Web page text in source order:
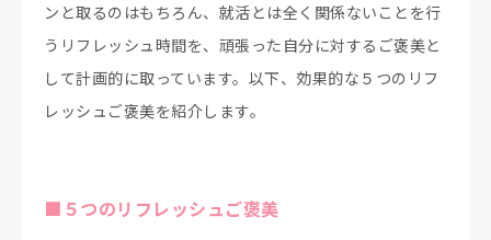
ンと取るのはもちろん、就活とは全く関係ないことを行
うリフレッシュ時間を、頑張った自分に対するご褒美と
して計画的に取っています。以下、効果的な５つのリフ
レッシュご褒美を紹介します。
■５つのリフレッシュご褒美